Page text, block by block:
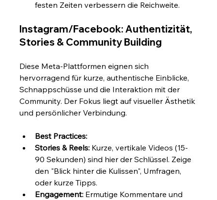
festen Zeiten verbessern die Reichweite.
Instagram/Facebook: Authentizität,
Stories & Community Building
Diese Meta-Plattformen eignen sich
hervorragend für kurze, authentische Einblicke,
Schnappschüsse und die Interaktion mit der
Community. Der Fokus liegt auf visueller Ästhetik
und persönlicher Verbindung.
Best Practices:
Stories & Reels: Kurze, vertikale Videos (15-
90 Sekunden) sind hier der Schlüssel. Zeige
den "Blick hinter die Kulissen", Umfragen,
oder kurze Tipps.
Engagement: Ermutige Kommentare und